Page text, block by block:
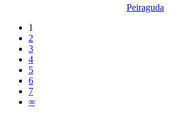
Peiraguda
1
2
3
4
5
6
7
∞